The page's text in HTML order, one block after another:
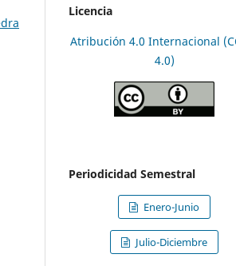
Licencia
Atribución 4.0 Internacional
4.0)
Periodicidad Semestral
Enero-Junio
Julio-Diciembre